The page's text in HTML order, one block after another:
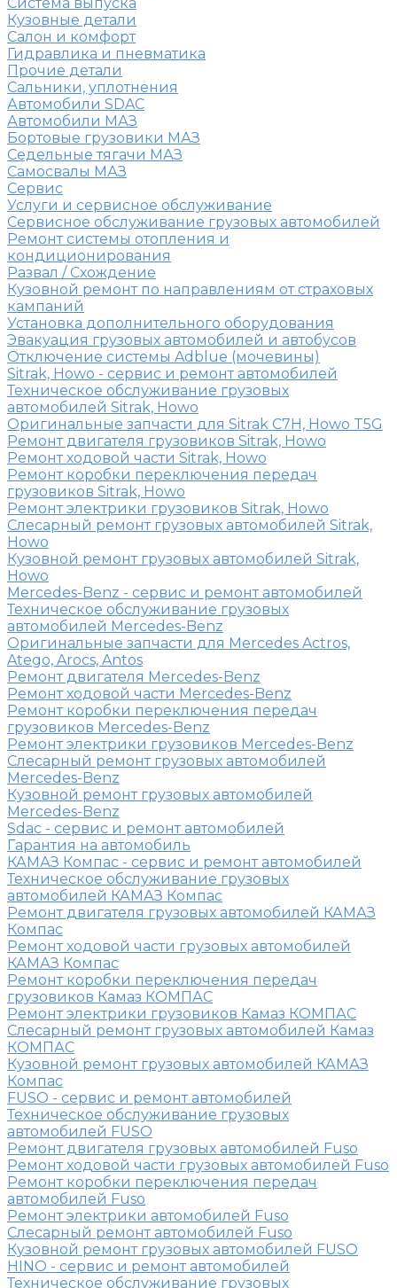
Кузовные детали
Салон и комфорт
Гидравлика и пневматика
Прочие детали
Сальники, уплотнения
Автомобили SDAC
Автомобили МАЗ
Бортовые грузовики МАЗ
Седельные тягачи МАЗ
Самосвалы МАЗ
Сервис
Услуги и сервисное обслуживание
Сервисное обслуживание грузовых автомобилей
Ремонт системы отопления и
кондиционирования
Развал / Схождение
Кузовной ремонт по направлениям от страховых
кампаний
Установка дополнительного оборудования
Эвакуация грузовых автомобилей и автобусов
Отключение системы Adblue (мочевины)
Sitrak, Howo - сервис и ремонт автомобилей
Техническое обслуживание грузовых
автомобилей Sitrak, Howo
Оригинальные запчасти для Sitrak C7H, Howo T5G
Ремонт двигателя грузовиков Sitrak, Howo
Ремонт ходовой части Sitrak, Howo
Ремонт коробки переключения передач
грузовиков Sitrak, Howo
Ремонт электрики грузовиков Sitrak, Howo
Слесарный ремонт грузовых автомобилей Sitrak,
Howo
Кузовной ремонт грузовых автомобилей Sitrak,
Howo
Mercedes-Benz - сервис и ремонт автомобилей
Техническое обслуживание грузовых
автомобилей Mercedes-Benz
Оригинальные запчасти для Mercedes Actros,
Atego, Arocs, Antos
Ремонт двигателя Mercedes-Benz
Ремонт ходовой части Mercedes-Benz
Ремонт коробки переключения передач
грузовиков Mercedes-Benz
Ремонт электрики грузовиков Mercedes-Benz
Слесарный ремонт грузовых автомобилей
Mercedes-Benz
Кузовной ремонт грузовых автомобилей
Mercedes-Benz
Sdac - сервис и ремонт автомобилей
Гарантия на автомобиль
КАМАЗ Компас - сервис и ремонт автомобилей
Техническое обслуживание грузовых
автомобилей КАМАЗ Компас
Ремонт двигателя грузовых автомобилей КАМАЗ
Компас
Ремонт ходовой части грузовых автомобилей
КАМАЗ Компас
Ремонт коробки переключения передач
грузовиков Камаз КОМПАС
Ремонт электрики грузовиков Камаз КОМПАС
Слесарный ремонт грузовых автомобилей Камаз
КОМПАС
Кузовной ремонт грузовых автомобилей КАМАЗ
Компас
FUSO - сервис и ремонт автомобилей
Техническое обслуживание грузовых
автомобилей FUSO
Ремонт двигателя грузовых автомобилей Fuso
Ремонт ходовой части грузовых автомобилей Fuso
Ремонт коробки переключения передач
автомобилей Fuso
Ремонт электрики автомобилей Fuso
Слесарный ремонт автомобилей Fuso
Кузовной ремонт грузовых автомобилей FUSO
HINO - сервис и ремонт автомобилей
Техническое обслуживание грузовых